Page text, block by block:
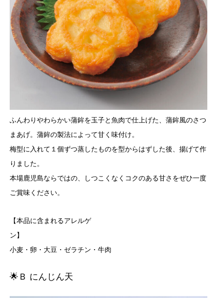
ふんわりやわらかい蒲鉾を玉子と魚肉で仕上げた、蒲鉾風のさつ
まあげ。蒲鉾の製法によって甘く味付け。
梅型に入れて１個ずつ蒸したものを型からはずした後、揚げて作
りました。
本場鹿児島ならではの、しつこくなくコクのある甘さをぜひ一度
ご賞味ください。
【本品に含まれるアレルゲ
ン
小麦・卵・大豆・ゼラチン・牛肉
🌟Ｂ にんじん天